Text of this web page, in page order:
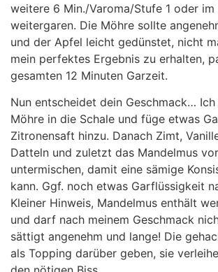
weitere 6 Min./Varoma/Stufe 1 oder im
weitergaren. Die Möhre sollte
und der Apfel leicht gedünstet, nicht
mein perfektes Ergebnis zu erhalten,
gesamten 12 Minuten Garzeit.
Nun entscheidet dein Geschmack…
Möhre in die Schale und füge etwas
Zitronensaft hinzu. Danach Zimt,
Datteln und zuletzt das Mandelmus
untermischen, damit eine sämige
kann. Ggf. noch etwas Garflüssigkeit
Kleiner Hinweis, Mandelmus enthält
und darf nach meinem Geschmack
sättigt angenehm und lange! Die
als Topping darüber geben, sie